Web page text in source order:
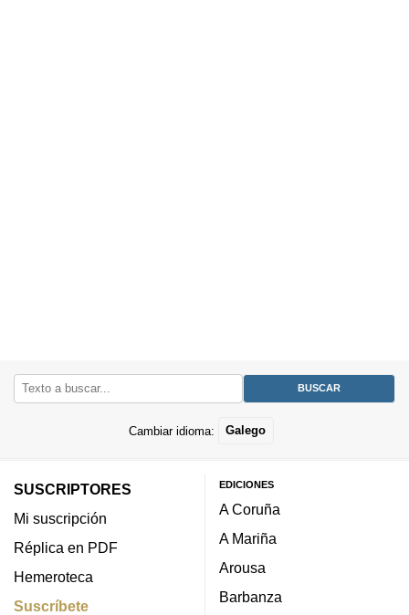
Cambiar idioma: Galego
SUSCRIPTORES
Mi suscripción
Réplica en PDF
Hemeroteca
Suscríbete
EDICIONES
A Coruña
A Mariña
Arousa
Barbanza